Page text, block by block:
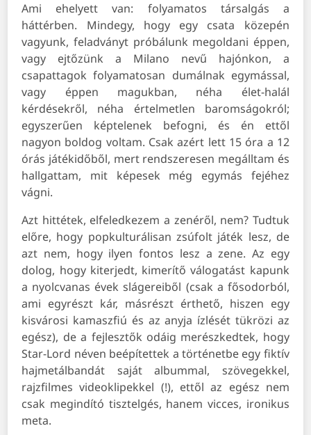
Ami ehelyett van: folyamatos társalgás a
háttérben. Mindegy, hogy egy csata közepén
vagyunk, feladványt próbálunk megoldani éppen,
vagy ejtőzünk a Milano nevű hajónkon, a
csapattagok folyamatosan dumálnak egymással,
vagy éppen magukban, néha élet-halál
kérdésekről, néha értelmetlen baromságokról;
egyszerűen képtelenek befogni, és én ettől
nagyon boldog voltam. Csak azért lett 15 óra a 12
órás játékidőből, mert rendszeresen megálltam és
hallgattam, mit képesek még egymás fejéhez
vágni.
Azt hittétek, elfeledkezem a zenéről, nem? Tudtuk
előre, hogy popkulturálisan zsúfolt játék lesz, de
azt nem, hogy ilyen fontos lesz a zene. Az egy
dolog, hogy kiterjedt, kimerítő válogatást kapunk
a nyolcvanas évek slágereiből (csak a fősodorból,
ami egyrészt kár, másrészt érthető, hiszen egy
kisvárosi kamaszfiú és az anyja ízlését tükrözi az
egész), de a fejlesztők odáig merészkedtek, hogy
Star-Lord néven beépítettek a történetbe egy fiktív
hajmetálbandát saját albummal, szövegekkel,
rajzfilmes videoklipekkel (!), ettől az egész nem
csak megindító tisztelgés, hanem vicces, ironikus
meta.